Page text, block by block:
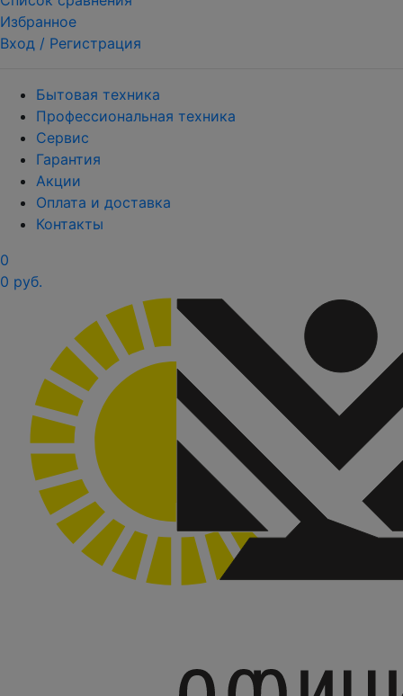
Избранное
Вход / Регистрация
Бытовая техника
Профессиональная техника
Сервис
Гарантия
Акции
Оплата и доставка
Контакты
0
0 руб.